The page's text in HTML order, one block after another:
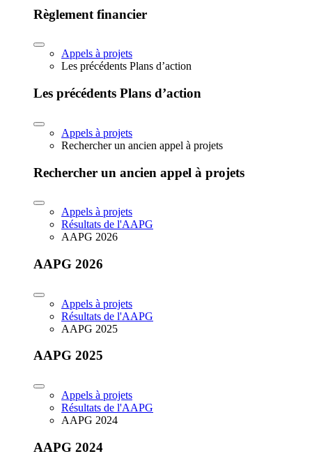
Règlement financier
Appels à projets
Les précédents Plans d’action
Les précédents Plans d’action
Appels à projets
Rechercher un ancien appel à projets
Rechercher un ancien appel à projets
Appels à projets
Résultats de l'AAPG
AAPG 2026
AAPG 2026
Appels à projets
Résultats de l'AAPG
AAPG 2025
AAPG 2025
Appels à projets
Résultats de l'AAPG
AAPG 2024
AAPG 2024